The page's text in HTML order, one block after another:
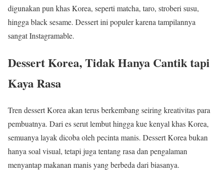
digunakan pun khas Korea, seperti matcha, taro, stroberi susu,
hingga black sesame. Dessert ini populer karena tampilannya
sangat Instagramable.
Dessert Korea, Tidak Hanya Cantik tapi
Kaya Rasa
Tren dessert Korea akan terus berkembang seiring kreativitas para
pembuatnya. Dari es serut lembut hingga kue kenyal khas Korea,
semuanya layak dicoba oleh pecinta manis. Dessert Korea bukan
hanya soal visual, tetapi juga tentang rasa dan pengalaman
menyantap makanan manis yang berbeda dari biasanya.